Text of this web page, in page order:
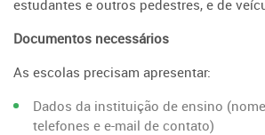
estudantes e outros pedestres, e de
Documentos necessários
As escolas precisam apresentar:
Dados da instituição de ensino
telefones e e-mail de contato)